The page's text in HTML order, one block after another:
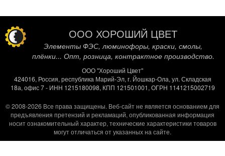
ООО ХОРОШИЙ ЦВЕТ
Элементы ФЭС, люминофоры, краски, смолы,
плёнки... Опт, розница, контрактное производство.
ООО "Хороший Цвет"
424016, Россия, республика Марий-Эл, г. Йошкар-Ола, ул. Складская
18а, офис 7 - ИНН 1215180098, КПП 121501001, ОГРН 1141215002719
© 2008-2026 Все права защищены. Веб-сайт не является основанием для
предъявления претензий и рекламаций, опубликованная информация
носит ознакомительный характер, технические характеристики товаров
могут отличаться от указанных на сайте.